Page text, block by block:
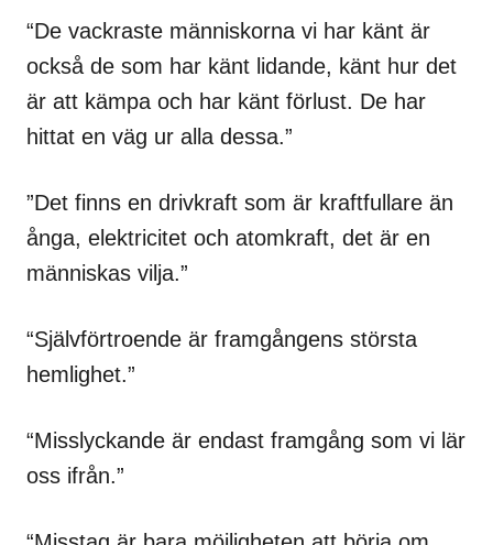
“De vackraste människorna vi har känt är
också de som har känt lidande, känt hur det
är att kämpa och har känt förlust. De har
hittat en väg ur alla dessa.”
”Det finns en drivkraft som är kraftfullare än
ånga, elektricitet och atomkraft, det är en
människas vilja.”
“Självförtroende är framgångens största
hemlighet.”
“Misslyckande är endast framgång som vi lär
oss ifrån.”